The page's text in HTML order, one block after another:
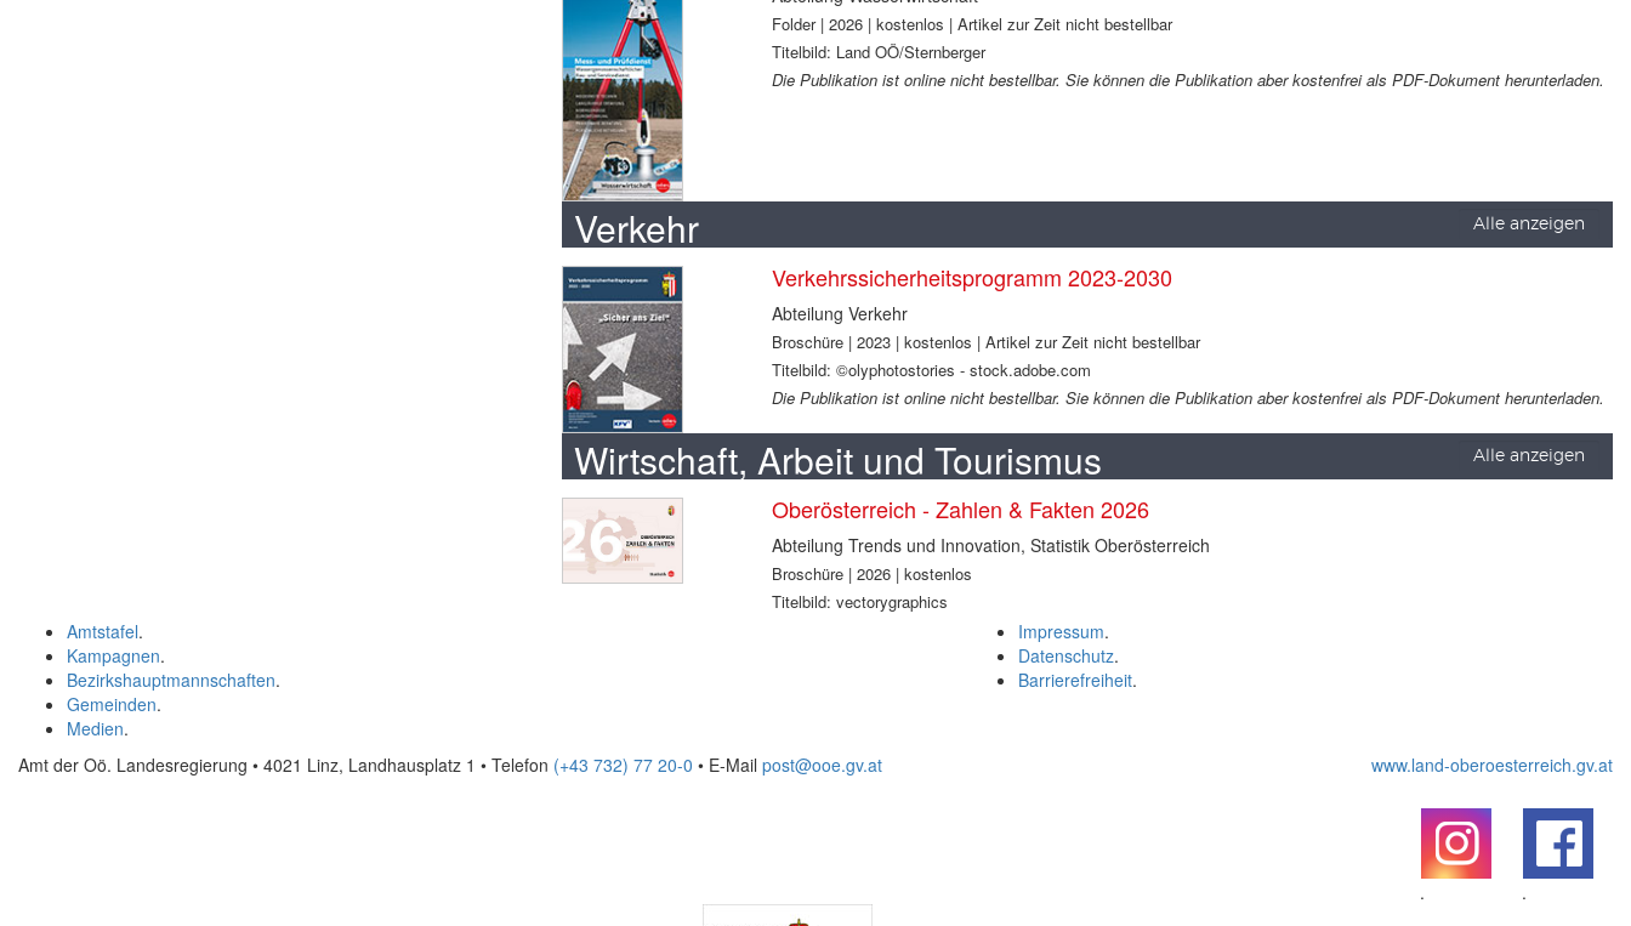
Folder | 2026 | kostenlos | Artikel zur Zeit nicht bestellbar
Titelbild: Land OÖ/Sternberger
Die Publikation ist online nicht bestellbar. Sie können die Publikation aber kostenfrei als PDF-Dokument herunterladen.
Verkehr Alle anzeigen
Verkehrssicherheitsprogramm 2023-2030
Abteilung Verkehr
Broschüre | 2023 | kostenlos | Artikel zur Zeit nicht bestellbar
Titelbild: ©olyphotostories - stock.adobe.com
Die Publikation ist online nicht bestellbar. Sie können die Publikation aber kostenfrei als PDF-Dokument herunterladen.
Wirtschaft, Arbeit und Tourismus Alle anzeigen
Oberösterreich - Zahlen & Fakten 2026
Abteilung Trends und Innovation, Statistik Oberösterreich
Broschüre | 2026 | kostenlos
Titelbild: vectorygraphics
Impressum.
Datenschutz.
Barrierefreiheit.
Amtstafel.
Kampagnen.
Bezirkshauptmannschaften.
Gemeinden.
Medien.
Amt der Oö. Landesregierung • 4021 Linz, Landhausplatz 1 • Telefon (+43 732) 77 20-0 • E-Mail post@ooe.gv.at www.land-oberoesterreich.gv.at
.
.